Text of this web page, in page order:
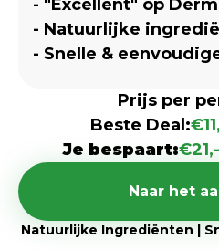
- "Excellent" op
- Natuurlijke
- Snelle &
Prijs per
Beste Deal:
Je bespaart:
Naar het
Natuurlijke Ingrediënten |